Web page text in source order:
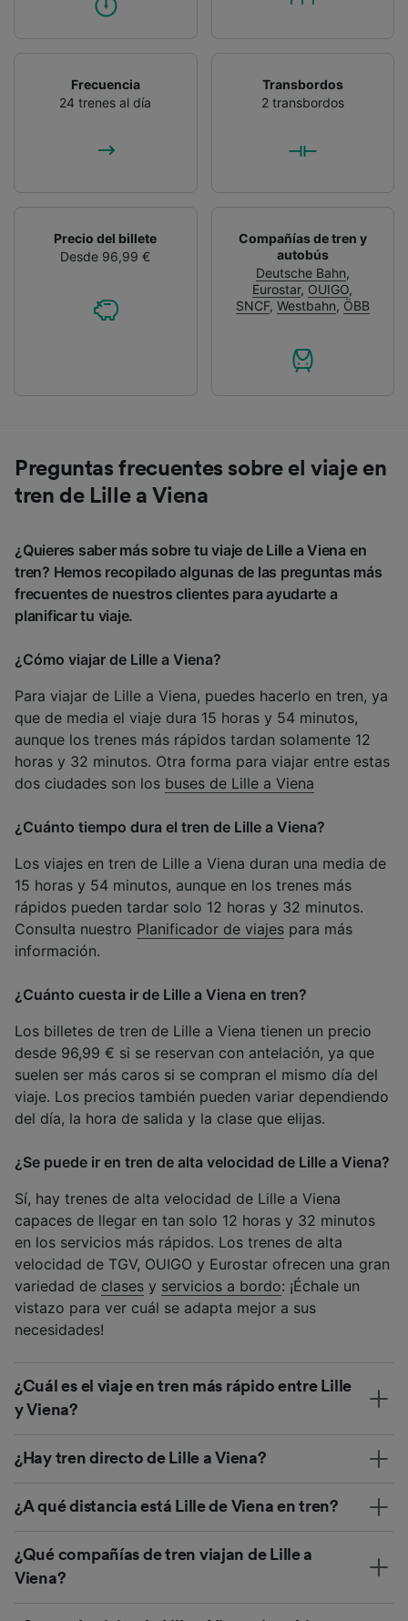
Frecuencia
24 trenes al día
Transbordos
2 transbordos
Precio del billete
Desde 96,99 €
Compañías de tren y
autobús
Deutsche Bahn,
Eurostar, OUIGO,
SNCF, Westbahn, ÖBB
Preguntas frecuentes sobre el viaje en
tren de Lille a Viena
¿Quieres saber más sobre tu viaje de Lille a Viena en
tren? Hemos recopilado algunas de las preguntas más
frecuentes de nuestros clientes para ayudarte a
planificar tu viaje.
¿Cómo viajar de Lille a Viena?
Para viajar de Lille a Viena, puedes hacerlo en tren, ya
que de media el viaje dura 15 horas y 54 minutos,
aunque los trenes más rápidos tardan solamente 12
horas y 32 minutos. Otra forma para viajar entre estas
dos ciudades son los buses de Lille a Viena
¿Cuánto tiempo dura el tren de Lille a Viena?
Los viajes en tren de Lille a Viena duran una media de
15 horas y 54 minutos, aunque en los trenes más
rápidos pueden tardar solo 12 horas y 32 minutos.
Consulta nuestro Planificador de viajes para más
información.
¿Cuánto cuesta ir de Lille a Viena en tren?
Los billetes de tren de Lille a Viena tienen un precio
desde 96,99 € si se reservan con antelación, ya que
suelen ser más caros si se compran el mismo día del
viaje. Los precios también pueden variar dependiendo
del día, la hora de salida y la clase que elijas.
¿Se puede ir en tren de alta velocidad de Lille a Viena?
Sí, hay trenes de alta velocidad de Lille a Viena
capaces de llegar en tan solo 12 horas y 32 minutos
en los servicios más rápidos. Los trenes de alta
velocidad de TGV, OUIGO y Eurostar ofrecen una gran
variedad de clases y servicios a bordo: ¡Échale un
vistazo para ver cuál se adapta mejor a sus
necesidades!
¿Cuál es el viaje en tren más rápido entre Lille
y Viena?
¿Hay tren directo de Lille a Viena?
¿A qué distancia está Lille de Viena en tren?
¿Qué compañías de tren viajan de Lille a
Viena?